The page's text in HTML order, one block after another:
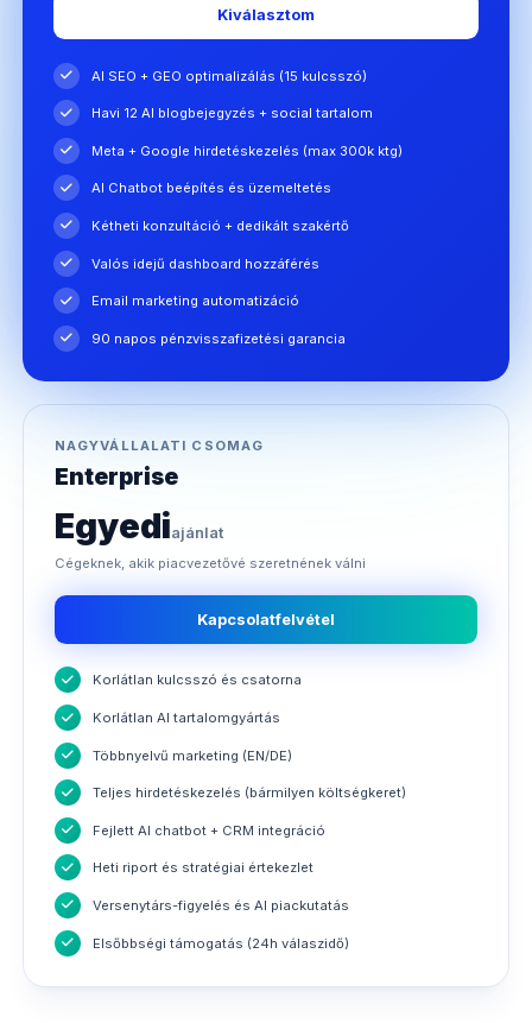
Kiválasztom
AI SEO + GEO optimalizálás (15 kulcsszó)
Havi 12 AI blogbejegyzés + social tartalom
Meta + Google hirdetéskezelés (max 300k ktg)
AI Chatbot beépítés és üzemeltetés
Kétheti konzultáció + dedikált szakértő
Valós idejű dashboard hozzáférés
Email marketing automatizáció
90 napos pénzvisszafizetési garancia
NAGYVÁLLALATI CSOMAG
Enterprise
Egyediajánlat
Cégeknek, akik piacvezetővé szeretnének válni
Kapcsolatfelvétel
Korlátlan kulcsszó és csatorna
Korlátlan AI tartalomgyártás
Többnyelvű marketing (EN/DE)
Teljes hirdetéskezelés (bármilyen költségkeret)
Fejlett AI chatbot + CRM integráció
Heti riport és stratégiai értekezlet
Versenytárs-figyelés és AI piackutatás
Elsőbbségi támogatás (24h válaszidő)